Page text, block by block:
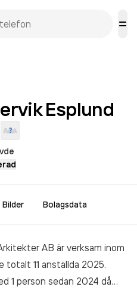
Esplund
Bilder Bolagsdata
AB är verksam inom
totalt 11 anställda 2025.
1 person sedan 2024 då